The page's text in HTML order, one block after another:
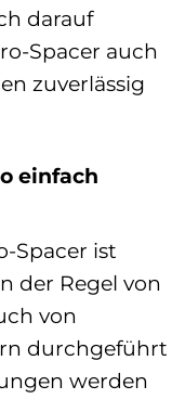
darauf
Spacer auch
zuverlässig
einfach
Spacer ist
der Regel von
von
durchgeführt
werden